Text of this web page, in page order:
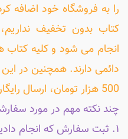
را به فروشگاه خود اضافه
کتاب بدون تخفیف
دائمی دارند. همچنین در
500 هزار تومان، ارسال رایگان هست...
چند نکته مهم در مورد
۱. ثبت سفارش که انجام